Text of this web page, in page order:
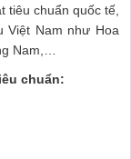
tiêu chuẩn quốc tế,
Việt Nam như Hoa
Nam,…
chuẩn: